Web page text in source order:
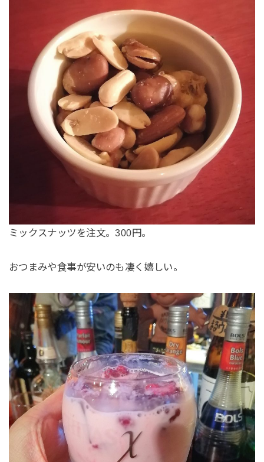
ミックスナッツを注文。300円。
おつまみや食事が安いのも凄く嬉しい。